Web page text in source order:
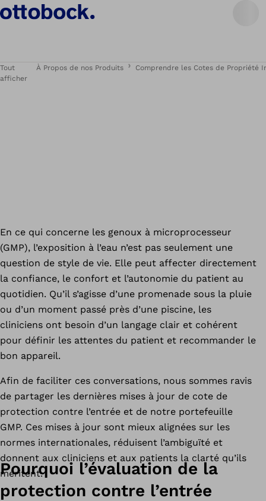
Tout
afficher
À Propos de nos Produits Comprendre les Cotes de Propriété
En ce qui concerne les genoux à microprocesseur
(GMP), l’exposition à l’eau n’est pas seulement une
question de style de vie. Elle peut affecter directement
la confiance, le confort et l’autonomie du patient au
quotidien. Qu’il s’agisse d’une promenade sous la pluie
ou d’un moment passé près d’une piscine, les
cliniciens ont besoin d’un langage clair et cohérent
pour définir les attentes du patient et recommander le
bon appareil.
Afin de faciliter ces conversations, nous sommes ravis
de partager les dernières mises à jour de cote de
protection contre l’entrée et de notre portefeuille
GMP. Ces mises à jour sont mieux alignées sur les
normes internationales, réduisent l’ambiguïté et
donnent aux cliniciens et aux patients la clarté qu’ils
méritent.
Pourquoi l’évaluation de la
protection contre l’entrée